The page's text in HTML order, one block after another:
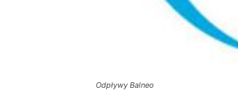
Odpływy Balneo